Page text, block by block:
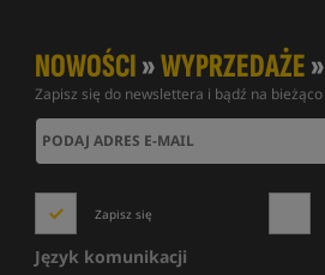
NOWOŚCI»WYPRZEDAŻE»
Zapisz się do newslettera i bądź na bieżąco
Zapisz się
Język komunikacji